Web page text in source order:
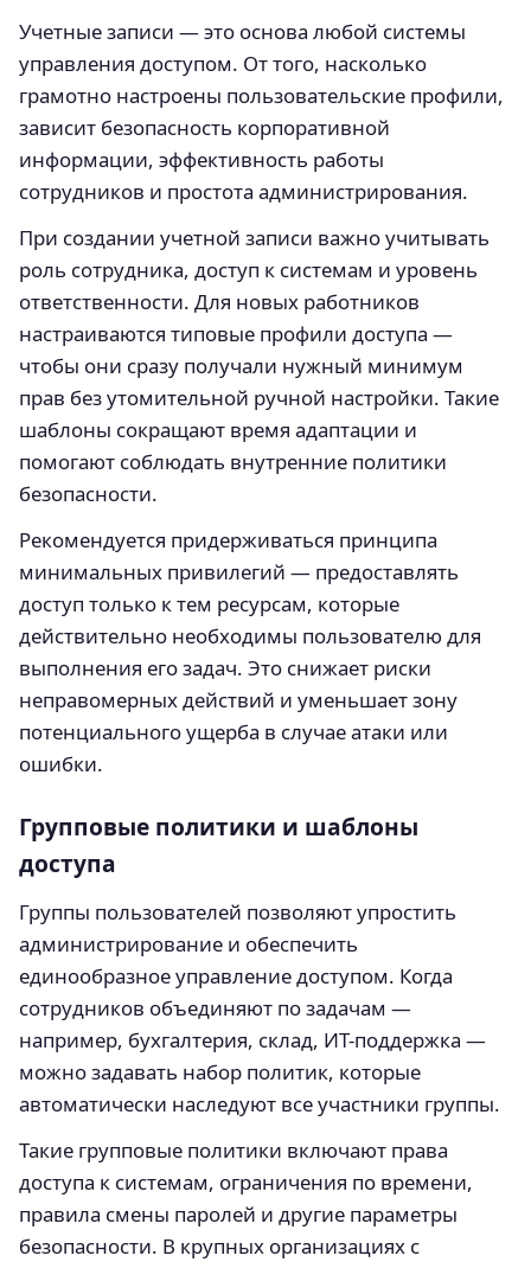
Учетные записи — это основа любой системы
управления доступом. От того, насколько
грамотно настроены пользовательские профили,
зависит безопасность корпоративной
информации, эффективность работы
сотрудников и простота администрирования.
При создании учетной записи важно учитывать
роль сотрудника, доступ к системам и уровень
ответственности. Для новых работников
настраиваются типовые профили доступа —
чтобы они сразу получали нужный минимум
прав без утомительной ручной настройки. Такие
шаблоны сокращают время адаптации и
помогают соблюдать внутренние политики
безопасности.
Рекомендуется придерживаться принципа
минимальных привилегий — предоставлять
доступ только к тем ресурсам, которые
действительно необходимы пользователю для
выполнения его задач. Это снижает риски
неправомерных действий и уменьшает зону
потенциального ущерба в случае атаки или
ошибки.
Групповые политики и шаблоны
доступа
Группы пользователей позволяют упростить
администрирование и обеспечить
единообразное управление доступом. Когда
сотрудников объединяют по задачам —
например, бухгалтерия, склад, ИТ-поддержка —
можно задавать набор политик, которые
автоматически наследуют все участники группы.
Такие групповые политики включают права
доступа к системам, ограничения по времени,
правила смены паролей и другие параметры
безопасности. В крупных организациях с